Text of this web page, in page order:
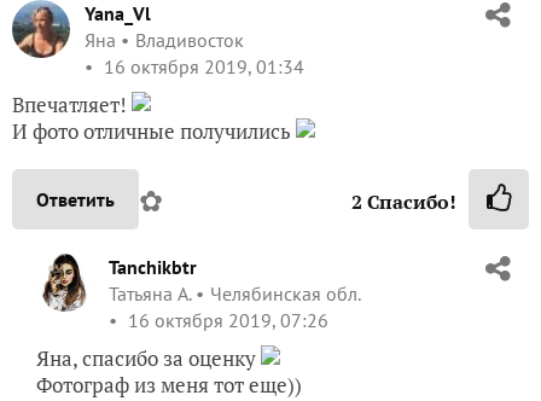
Yana_Vl
Яна
Владивосток
16 октября 2019, 01:34
Впечатляет!
И фото отличные получились
Ответить ✿ 2 Спасибо!
Tanchikbtr
Татьяна А.
Челябинская обл.
16 октября 2019, 07:26
Яна, спасибо за оценку
Фотограф из меня тот еще))